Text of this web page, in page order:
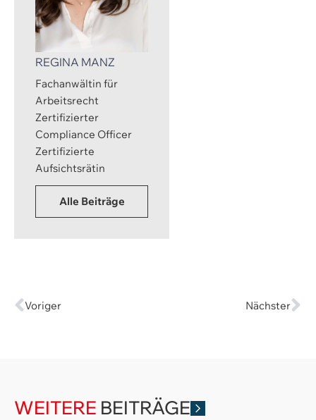
REGINA MANZ
Fachanwältin für
Arbeitsrecht
Zertifizierter
Compliance Officer
Zertifizierte
Aufsichtsrätin
Alle Beiträge
Voriger Nächster
WEITERE BEITRÄGE